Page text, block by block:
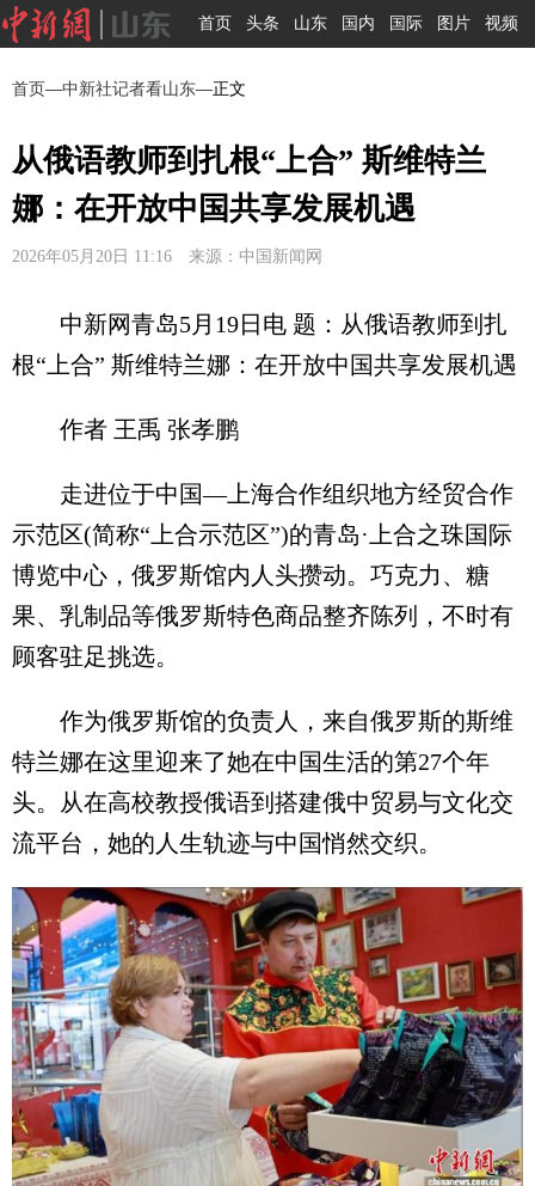
首页 头条 山东 国内 国际 图片 视频
首页—中新社记者看山东—正文
从俄语教师到扎根“上合” 斯维特兰
娜：在开放中国共享发展机遇
2026年05月20日 11:16 来源：中国新闻网
中新网青岛5月19日电 题：从俄语教师到扎
根“上合” 斯维特兰娜：在开放中国共享发展机遇
作者 王禹 张孝鹏
走进位于中国—上海合作组织地方经贸合作
示范区(简称“上合示范区”)的青岛·上合之珠国际
博览中心，俄罗斯馆内人头攒动。巧克力、糖
果、乳制品等俄罗斯特色商品整齐陈列，不时有
顾客驻足挑选。
作为俄罗斯馆的负责人，来自俄罗斯的斯维
特兰娜在这里迎来了她在中国生活的第27个年
头。从在高校教授俄语到搭建俄中贸易与文化交
流平台，她的人生轨迹与中国悄然交织。